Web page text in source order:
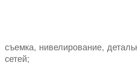
съемка, нивелирование,
сетей;